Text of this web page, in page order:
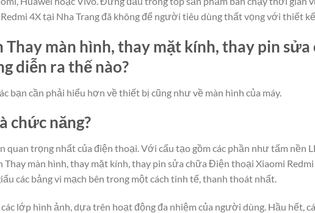
4X tại Nha Trang đã không để người tiêu dùng thất vọng với thiết
Thay màn hình, thay mặt kính, thay pin
diễn ra thế nào?
bạn cần phải hiểu hơn về thiết bị cũng như về màn hình của máy.
chức năng?
quan trọng nhất của điện thoại. Với cấu tạo gồm các phần như tấm nền
màn hình, thay mặt kính, thay pin sửa chữa Điện thoại Xiaomi
các bảng vi mạch bên trong một cách tinh tế, thanh thoát nhất.
lớp hình ảnh, dựa trên hoạt động đa nhiệm của người dùng. Hầu hết,